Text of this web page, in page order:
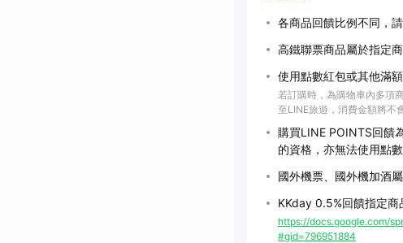
各商品回饋比例不同，
高鐵聯票商品屬於指定
使用點數紅包或其他滿
若訂購時，為購物車內多項
至LINE旅遊，消費金額將不
購買LINE POINTS回饋
的資格，亦無法使用點數
國外機票、國外機加酒
KKday 0.5%回饋指定商
https://docs.google.com/
#gid=796951884